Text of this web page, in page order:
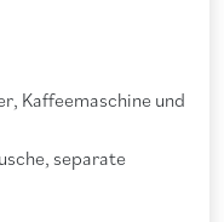
Kaffeemaschine und
separate